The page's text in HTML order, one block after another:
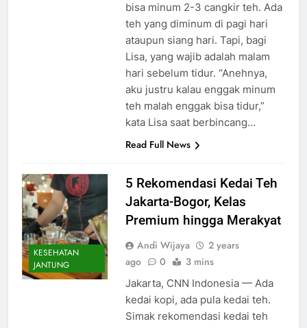
bisa minum 2-3 cangkir teh. Ada
teh yang diminum di pagi hari
ataupun siang hari. Tapi, bagi
Lisa, yang wajib adalah malam
hari sebelum tidur. “Anehnya,
aku justru kalau enggak minum
teh malah enggak bisa tidur,”
kata Lisa saat berbincang…
Read Full News
KESEHATAN
JANTUNG
5 Rekomendasi Kedai Teh
Jakarta-Bogor, Kelas
Premium hingga Merakyat
Andi Wijaya
2 years
ago
0 3 mins
Jakarta, CNN Indonesia — Ada
kedai kopi, ada pula kedai teh.
Simak rekomendasi kedai teh